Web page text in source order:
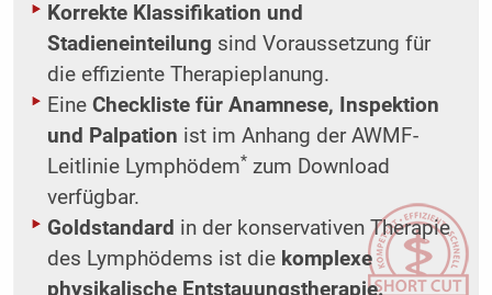
Korrekte Klassifikation und
Stadieneinteilung sind Voraussetzung für
die effiziente Therapieplanung.
Eine Checkliste für Anamnese, Inspektion
und Palpation ist im Anhang der AWMF-
Leitlinie Lymphödem* zum Download
verfügbar.
Goldstandard in der konservativen Therapie
des Lymphödems ist die komplexe
physikalische Entstauungstherapie.